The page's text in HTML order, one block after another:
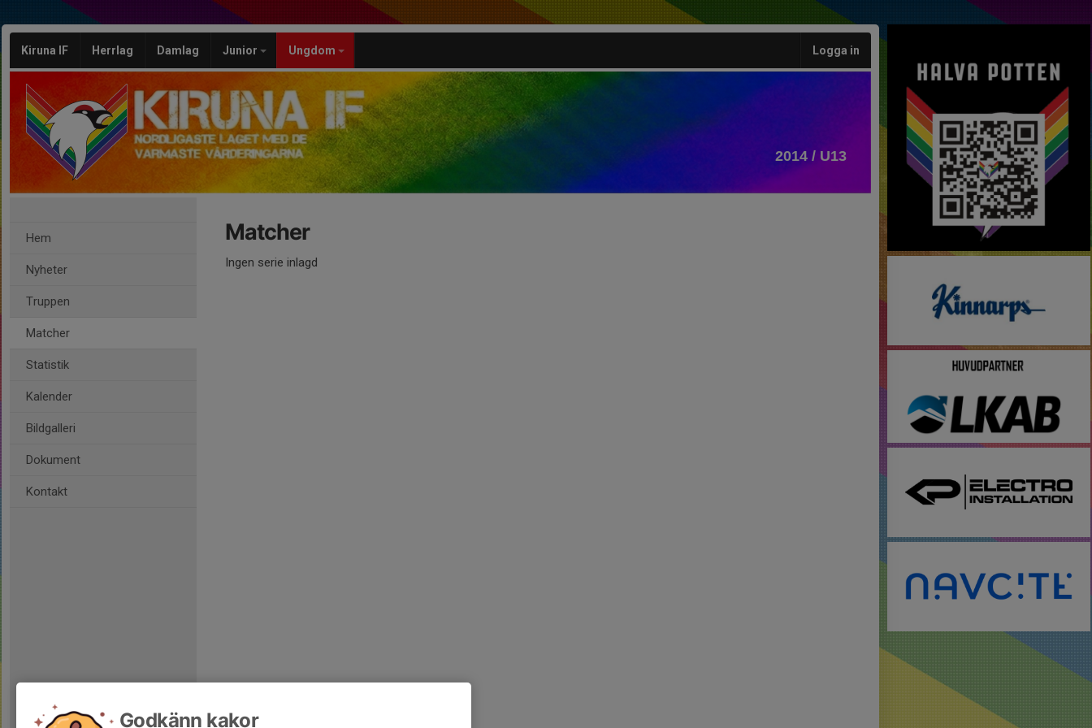
Kiruna IF Herrlag Damlag Junior Ungdom Logga in
2014 / U13
Hem
Nyheter
Truppen
Matcher
Statistik
Kalender
Bildgalleri
Dokument
Kontakt
Matcher
Ingen serie inlagd
Godkänn kakor